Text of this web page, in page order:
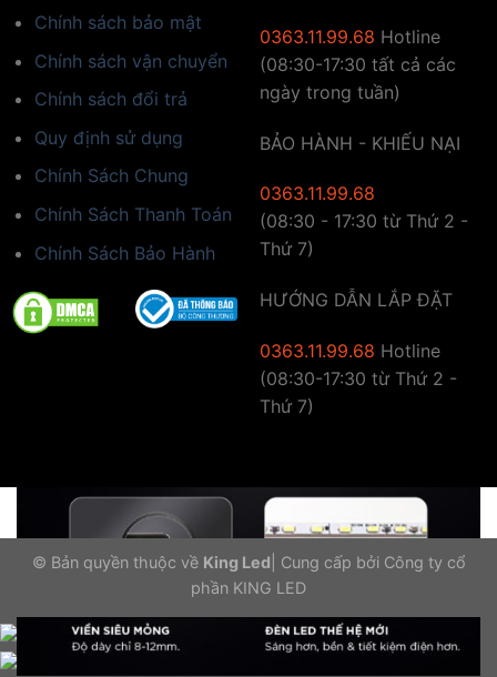
– Bảng Hộp Đèn Led
– Dây nguồn + Điều chỉnh ánh sáng
– Có thể để làm biển vẫy, treo tường, biển hiệu
Ứng dụng công nghệ mới
Chính sách bảo mật
Chính sách vận chuyển
Chính sách đổi trả
Quy định sử dụng
Chính Sách Chung
Chính Sách Thanh Toán
Chính Sách Bảo Hành
0363.11.99.68 Hotline
(08:30-17:30 tất cả các
ngày trong tuần)
BẢO HÀNH - KHIẾU NẠI
0363.11.99.68
(08:30 - 17:30 từ Thứ 2 -
Thứ 7)
HƯỚNG DẪN LẮP ĐẶT
0363.11.99.68 Hotline
(08:30-17:30 từ Thứ 2 -
Thứ 7)
© Bản quyền thuộc về King Led Cung cấp bởi Công ty cổ
phần KING LED
Gọi điện
Nhắn tin